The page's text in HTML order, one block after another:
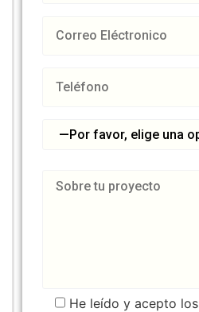
He leído y acepto los